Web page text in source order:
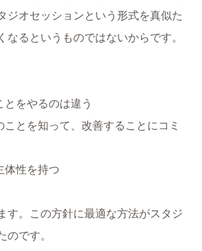
ジオセッションという形式を真似た
なるというものではないからです。
をやるのは違う
とを知って、改善することにコミ
体性を持つ
す。この方針に最適な方法がスタジ
のです。